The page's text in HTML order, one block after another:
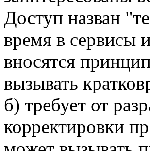
Доступ назван
время в
вносятся
вызывать
б) требует от
корректировки